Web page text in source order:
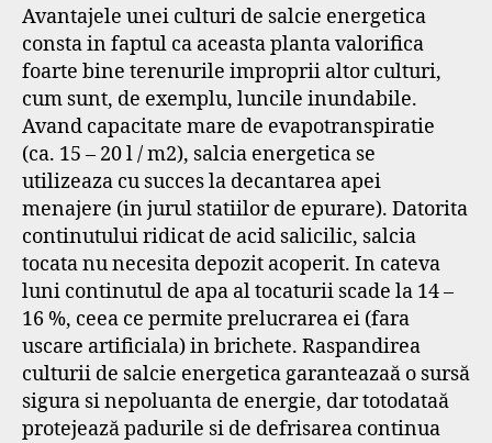
Avantajele unei culturi de salcie energetica
consta in faptul ca aceasta planta valorifica
foarte bine terenurile improprii altor culturi,
cum sunt, de exemplu, luncile inundabile.
Avand capacitate mare de evapotranspiratie
(ca. 15 – 20 l / m2), salcia energetica se
utilizeaza cu succes la decantarea apei
menajere (in jurul statiilor de epurare). Datorita
continutului ridicat de acid salicilic, salcia
tocata nu necesita depozit acoperit. In cateva
luni continutul de apa al tocaturii scade la 14 –
16 %, ceea ce permite prelucrarea ei (fara
uscare artificiala) in brichete. Raspandirea
culturii de salcie energetica garanteazaă o sursă
sigura si nepoluanta de energie, dar totodataă
protejează padurile si de defrisarea continua